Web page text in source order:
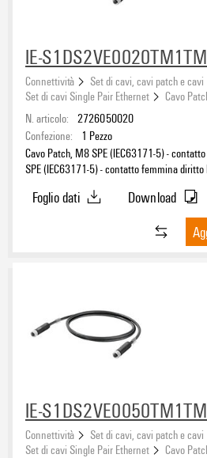
IE-
Connettività
Set di cavi, cavi patch e cavi
Set di cavi Single Pair Ethernet
Cavo
N. articolo: 2726050020
Confezione:
1 Pezzo
Cavo Patch, M8 SPE (IEC63171-5) -
SPE (IEC63171-5) - contatto femmina diritto
Foglio dati
Download
IE-
Connettività
Set di cavi, cavi patch e cavi
Set di cavi Single Pair Ethernet
Cavo